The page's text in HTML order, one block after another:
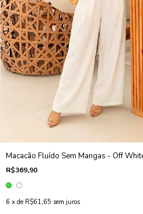
Macacão Fluído Sem Mangas - Off
R$369,90
6 x de R$61,65 sem juros